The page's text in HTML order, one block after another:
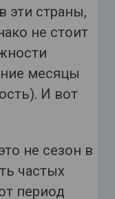
эти страны,
не стоит
месяцы
И вот
не сезон в
частых
период